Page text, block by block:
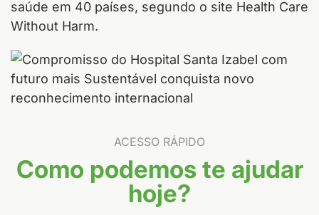
saúde em 40 países, segundo o site Health Care
Without Harm.
ACESSO RÁPIDO
Como podemos te ajudar
hoje?